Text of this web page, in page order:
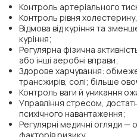
Контроль артеріального
Контроль рівня холестерину,
Відмова від куріння та
куріння;
Регулярна фізична
або інші аеробні вправи;
Здорове харчування:
трансжирів, солі; більше
Контроль ваги й уникання
Управління стресом,
психічного навантаження;
Регулярні медичні огляди —
факторів ризику.